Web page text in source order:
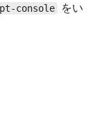
console
をい